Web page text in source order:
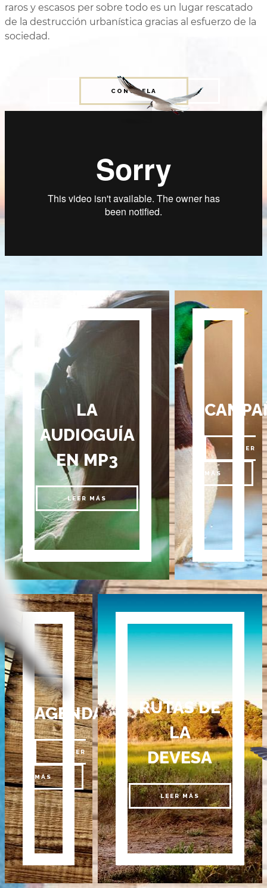
raros y escasos per sobre todo es un lugar rescatado
de la destrucción urbanística gracias al esfuerzo de la
sociedad.
CONÓCELA
LA
AUDIOGUÍA
EN MP3
LEER MÁS
LEER
MÁS
AGENDA
LEER
MÁS
RUTAS DE
LA
DEVESA
LEER MÁS